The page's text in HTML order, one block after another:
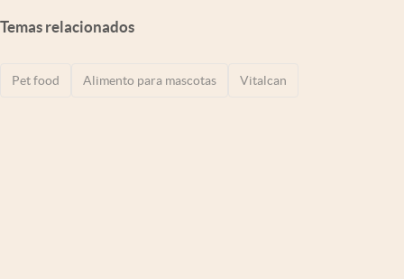
Temas relacionados
Pet food Alimento para mascotas Vitalcan